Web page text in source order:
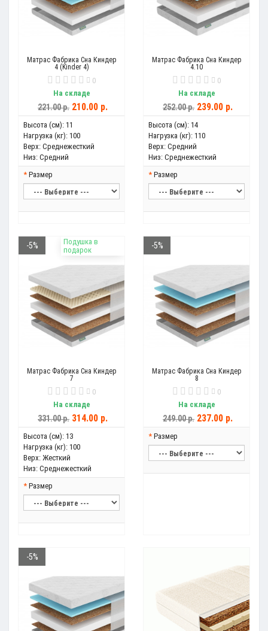
Матрас Фабрика Сна Киндер
4 (Kinder 4)
0
На складе
221.00 р. 210.00 р.
Высота (см): 11
Нагрузка (кг): 100
Верх: Среднежесткий
Низ: Средний
Размер
Матрас Фабрика Сна Киндер
4.10
0
На складе
252.00 р. 239.00 р.
Высота (см): 14
Нагрузка (кг): 110
Верх: Средний
Низ: Среднежесткий
Размер
Подушка в
подарок
-5%
Матрас Фабрика Сна Киндер
7
0
На складе
331.00 р. 314.00 р.
Высота (см): 13
Нагрузка (кг): 100
Верх: Жесткий
Низ: Среднежесткий
Размер
-5%
Матрас Фабрика Сна Киндер
8
0
На складе
249.00 р. 237.00 р.
Размер
-5%